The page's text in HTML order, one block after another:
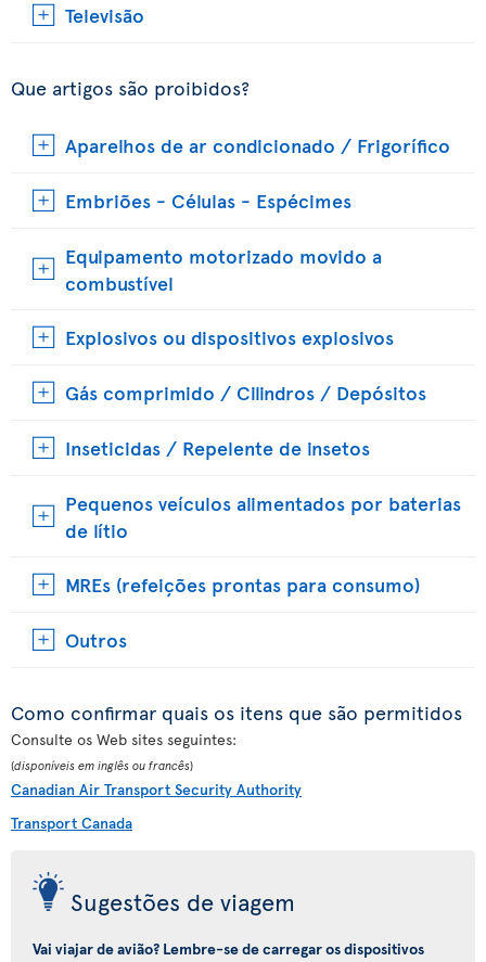
Televisão
Que artigos são proibidos?
Aparelhos de ar condicionado / Frigorífico
Embriões - Células - Espécimes
Equipamento motorizado movido a
combustível
Explosivos ou dispositivos explosivos
Gás comprimido / Cilindros / Depósitos
Inseticidas / Repelente de insetos
Pequenos veículos alimentados por baterias
de lítio
MREs (refeições prontas para consumo)
Outros
Como confirmar quais os itens que são permitidos
Consulte os Web sites seguintes:
(disponíveis em inglês ou francês)
Canadian Air Transport Security Authority
Transport Canada
Sugestões de viagem
Vai viajar de avião? Lembre-se de carregar os dispositivos